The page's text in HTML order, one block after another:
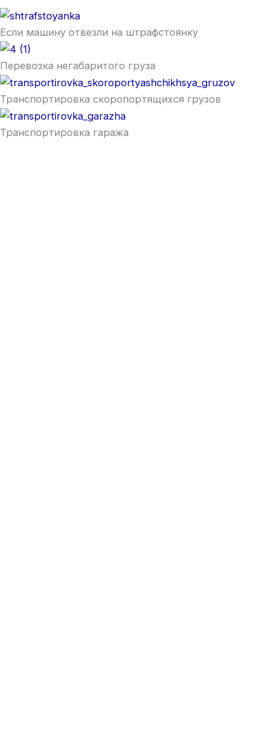
Если машину отвезли на штрафстоянку
Перевозка негабаритого груза
Транспортировка скоропортящихся грузов
Транспортировка гаража